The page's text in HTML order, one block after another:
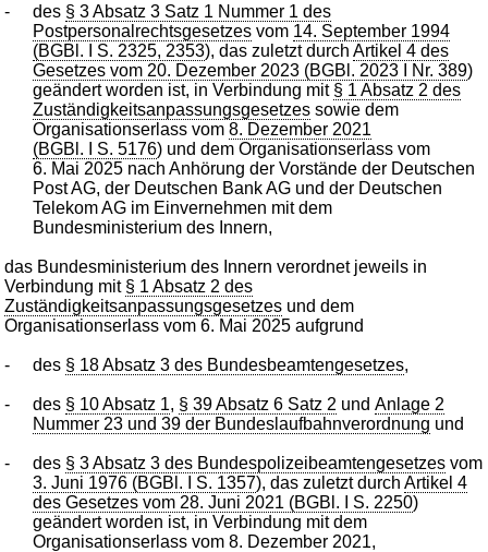
- des § 3 Absatz 3 Satz 1 Nummer 1 des
Postpersonalrechtsgesetzes vom 14. September 1994
(BGBl. I S. 2325, 2353), das zuletzt durchArtikel 4 des
Gesetzes vom 20. Dezember 2023 (BGBl. 2023 I Nr. 389)
geändert worden ist, in Verbindung mit § 1 Absatz 2 des
Zuständigkeitsanpassungsgesetzes sowie dem
Organisationserlass vom8. Dezember 2021
(BGBl. I S. 5176) und dem Organisationserlass vom
6. Mai 2025 nach Anhörung der Vorstände der Deutschen
Post AG, der Deutschen Bank AG und der Deutschen
Telekom AG im Einvernehmen mit dem
Bundesministerium des Innern,
das Bundesministerium des Innern verordnet jeweils in
Verbindung mit § 1 Absatz 2 des
Zuständigkeitsanpassungsgesetzes und dem
Organisationserlass vom 6. Mai 2025 aufgrund
- des § 18 Absatz 3 des Bundesbeamtengesetzes,
- des § 10 Absatz 1, § 39 Absatz 6 Satz 2 undAnlage 2
Nummer 23 und 39 der Bundeslaufbahnverordnung und
- des § 3 Absatz 3 des Bundespolizeibeamtengesetzes vom
3. Juni 1976 (BGBl. I S. 1357), das zuletzt durchArtikel 4
des Gesetzes vom 28. Juni 2021 (BGBl. I S. 2250)
geändert worden ist, in Verbindung mit dem
Organisationserlass vom 8. Dezember 2021,